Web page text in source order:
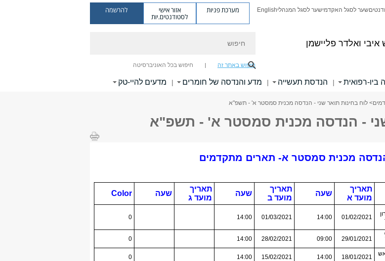
איבי ואלדר פליישמן
שער לסגל האקדמישער לסגל המנהליEnglish מערכת פניות אזור אישי
לסטודנטים.יות
להרשמה
חיפוש באתר זה חיפוש בכל האוניברסיטה
ביו-רפואית | הנדסת תעשייה | מדע והנדסה של חומרים | מדעים להיי-טק
> לוח בחינות תואר שני - הנדסה מכנית סמסטר א' - תשפ"א
- הנדסה מכנית סמסטר א' - תשפ"א